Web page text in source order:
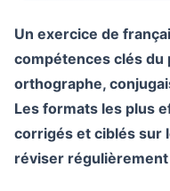
Un exercice de
compétences clés du
orthographe,
Les formats les plus
corrigés et ciblés sur
réviser